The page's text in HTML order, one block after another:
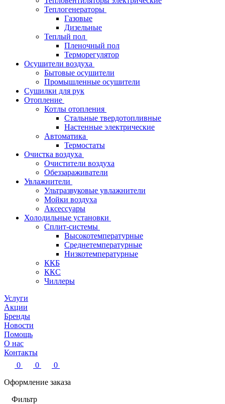
Теплогенераторы
Газовые
Дизельные
Теплый пол
Пленочный пол
Терморегулятор
Осушители воздуха
Бытовые осушители
Промышленные осушители
Сушилки для рук
Отопление
Котлы отопления
Стальные твердотопливные
Настенные электрические
Автоматика
Термостаты
Очистка воздуха
Очистители воздуха
Обеззараживатели
Увлажнители
Ультразвуковые увлажнители
Мойки воздуха
Аксессуары
Холодильные установки
Сплит-системы
Высокотемпературные
Среднетемпературные
Низкотемпературные
ККБ
ККС
Чиллеры
Услуги
Акции
Бренды
Новости
Помощь
О нас
Контакты
0
0
0
Оформление заказа
Фильтр